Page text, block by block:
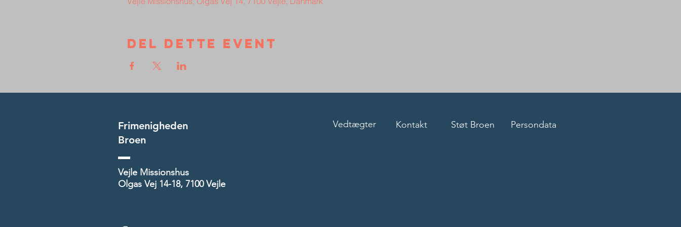
Del dette event
Frimenigheden
Broen
Vedtægter Kontakt Støt Broen Persondata
Vejle Missionshus
Olgas Vej 14-18, 7100 Vejle